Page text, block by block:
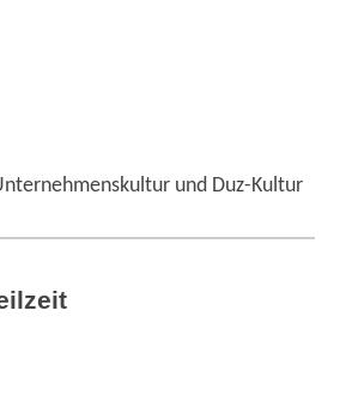
und Duz-Kultur